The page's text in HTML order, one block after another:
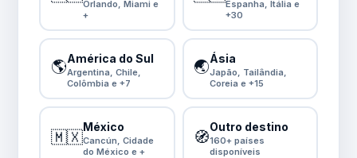
Orlando, Miami e
+
Espanha, Itália e
+30
🌎América do Sul
Argentina, Chile,
Colômbia e +7
🌏Ásia
Japão, Tailândia,
Coreia e +15
🇲🇽
México
Cancún, Cidade
do México e +
🧭
Outro destino
160+ países
disponíveis